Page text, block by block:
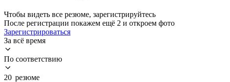
Чтобы видеть все резюме, зарегистрируйтесь
После регистрации покажем ещё 2 и откроем фото
Зарегистрироваться
За всё время
По соответствию
20 резюме